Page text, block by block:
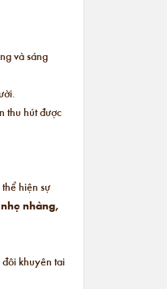
và sáng
thu hút được
hiện sự
nhẹ nhàng,
khuyên tai